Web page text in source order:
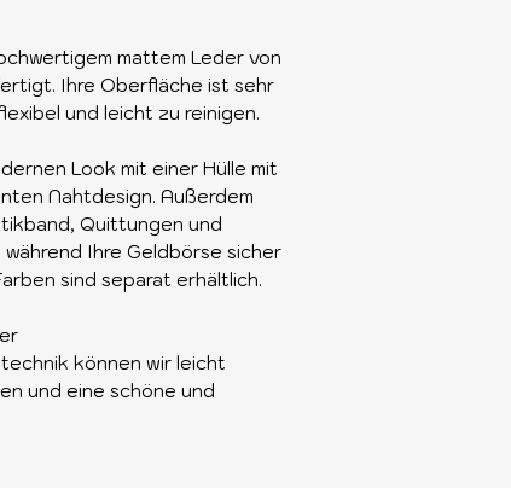
mattem Leder von
Ihre Oberfläche ist sehr
und leicht zu reinigen.
Look mit einer Hülle mit
Nahtdesign. Außerdem
Quittungen und
Ihre Geldbörse sicher
sind separat erhältlich.
können wir leicht
und eine schöne und